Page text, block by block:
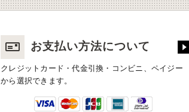
お支払い方法について
クレジットカード・代金引換・コンビニ、ペイジー
から選択できます。